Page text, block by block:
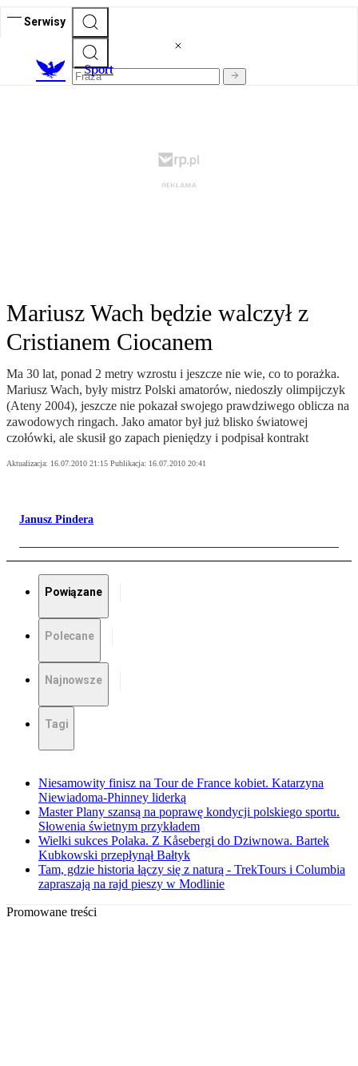
Serwisy
Sport
Mariusz Wach będzie walczył z
Cristianem Ciocanem
Ma 30 lat, ponad 2 metry wzrostu i jeszcze nie wie, co to porażka.
Mariusz Wach, były mistrz Polski amatorów, niedoszły olimpijczyk
(Ateny 2004), jeszcze nie pokazał swojego prawdziwego oblicza na
zawodowych ringach. Jako amator był już blisko światowej
czołówki, ale skusił go zapach pieniędzy i podpisał kontrakt
Aktualizacja: 16.07.2010 21:15 Publikacja: 16.07.2010 20:41
Janusz Pindera
Powiązane
Polecane
Najnowsze
Tagi
Niesamowity finisz na Tour de France kobiet. Katarzyna
Niewiadoma-Phinney liderką
Master Plany szansą na poprawę kondycji polskiego sportu.
Słowenia świetnym przykładem
Wielki sukces Polaka. Z Kåsebergi do Dziwnowa. Bartek
Kubkowski przepłynął Bałtyk
Tam, gdzie historia łączy się z naturą - TrekTours i Columbia
zapraszają na rajd pieszy w Modlinie
Promowane treści